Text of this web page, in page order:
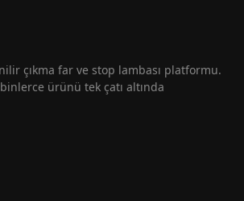
çıkma far ve stop lambası platformu.
ürünü tek çatı altında